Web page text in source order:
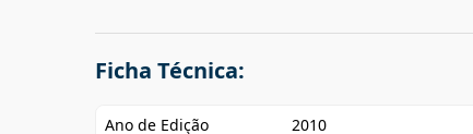
Ficha Técnica:
Ano de Edição
2010